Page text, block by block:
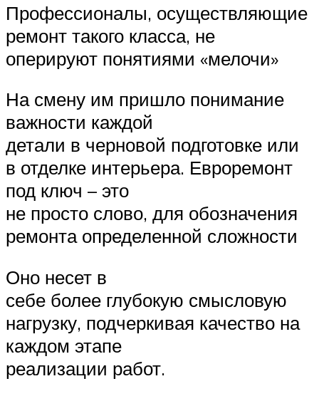
Профессионалы, осуществляющие
ремонт такого класса, не
оперируют понятиями «мелочи»
На смену им пришло понимание
важности каждой
детали в черновой подготовке или
в отделке интерьера. Евроремонт
под ключ – это
не просто слово, для обозначения
ремонта определенной сложности
Оно несет в
себе более глубокую смысловую
нагрузку, подчеркивая качество на
каждом этапе
реализации работ.